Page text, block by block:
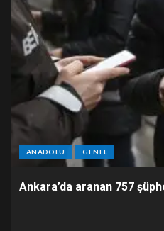
ANADOLU GENEL
Ankara’da aranan 757